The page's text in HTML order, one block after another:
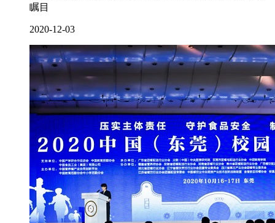
瞩目
2020-12-03